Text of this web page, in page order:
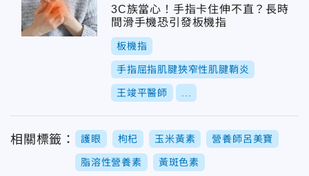
3C族當心！手指卡住伸不直？長時
間滑手機恐引發板機指
板機指
手指屈指肌腱狹窄性肌腱鞘炎
王竣平醫師
相關標籤： 護眼 枸杞 玉米黃素 營養師呂美寶
脂溶性營養素 黃斑色素